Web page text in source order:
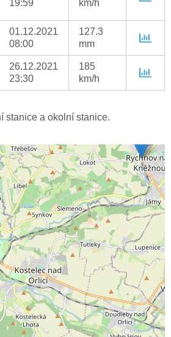
19:59
km/h
01.12.2021
08:00
127.3
mm
26.12.2021
23:30
185
km/h
stanice a okolní stanice.